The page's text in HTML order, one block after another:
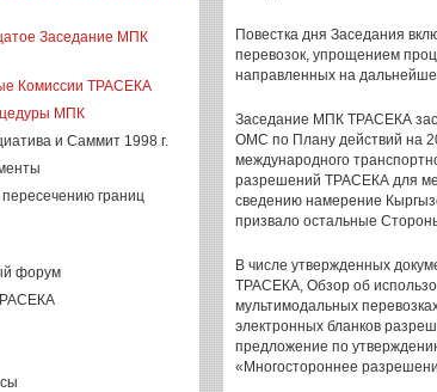
Заседание МПК
Комиссии ТРАСЕКА
МПК
и Саммит 1998 г.
пересечению границ
форум
Повестка дня Заседания
перевозок, упрощением
направленных на
Заседание МПК ТРАСЕКА
ОМС по Плану действий на
международного
разрешений ТРАСЕКА для
сведению намерение
призвало остальные
В числе утвержденных
ТРАСЕКА, Обзор об
мультимодальных
электронных бланков
предложение по
«Многостороннее